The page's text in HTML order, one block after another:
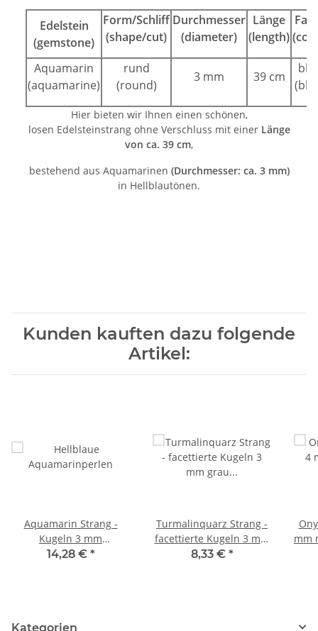
Edelstein
(gemstone)
Form/Schliff
(shape/cut)
Durchmesser
(diameter)
Länge
(length)
Aquamarin
(aquamarine)
rund
(round)
3 mm 39 cm
Hier bieten wir Ihnen einen schönen,
losen Edelsteinstrang ohne Verschluss mit einer Länge
von ca. 39 cm,
bestehend aus Aquamarinen (Durchmesser: ca. 3 mm)
in Hellblautönen.
Kunden kauften dazu folgende
Artikel:
Aquamarin Strang -
Kugeln 3 mm
himmelblau, Länge 39
14,28 € *
Turmalinquarz Strang -
facettierte Kugeln 3 mm
grau schwarz, Länge 39
8,33 € *
mm
Kategorien